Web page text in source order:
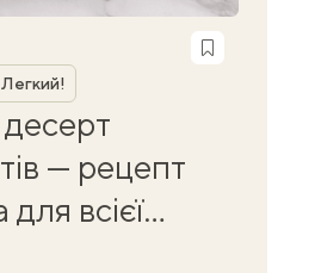
Легкий!
— рецепт
всієї